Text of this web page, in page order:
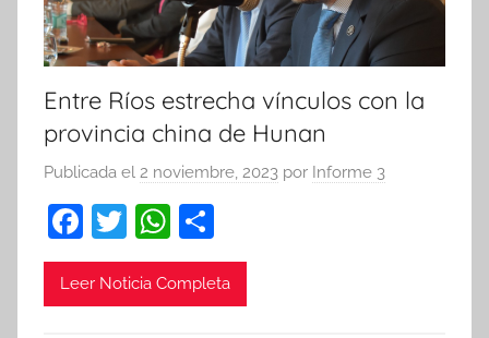
Entre Ríos estrecha vínculos con la
provincia china de Hunan
Publicada el 2 noviembre, 2023 por Informe 3
F
a
c
T
w
itt
W
h
at
o
m
Leer Noticia Completa